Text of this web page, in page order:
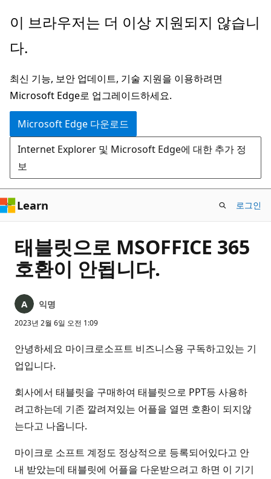
주
콘
츠
로
건
너
뛰
기
이 브라우저는 더 이상 지원되지 않습니
다.
최신 기능, 보안 업데이트, 기술 지원을 이용하려면
Microsoft Edge로 업그레이드하세요.
Microsoft Edge 다운로드
Internet Explorer 및 Microsoft Edge에 대한 추가 정
보
Learn 로그인
태블릿으로 MSOFFICE 365
호환이 안됩니다.
익명
2023년 2월 6일 오전 1:09
안녕하세요 마이크로소프트 비즈니스용 구독하고있는 기
업입니다.
회사에서 태블릿을 구매하여 태블릿으로 PPT등 사용하
려고하는데 기존 깔려져있는 어플을 열면 호환이 되지않
는다고 나옵니다.
마이크로 소프트 계정도 정상적으로 등록되어있다고 안
내 받았는데 태블릿에 어플을 다운받으려고 하면 이 기기